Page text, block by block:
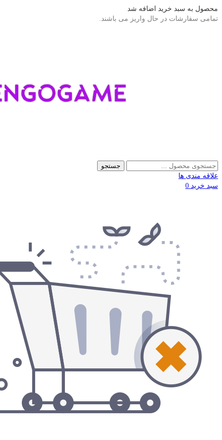
محصول به سبد خرید اضافه شد
تمامی سفارشات در حال واریز می باشند.
جستجو
علاقه مندی ها
سبد خرید 0